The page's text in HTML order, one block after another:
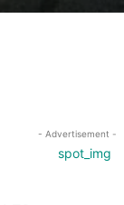
- Advertisement -